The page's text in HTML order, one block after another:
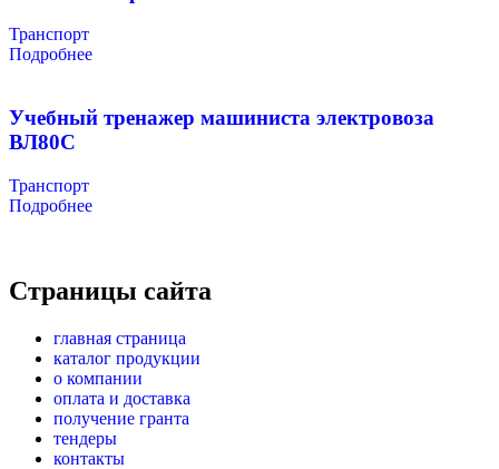
Транспорт
Подробнее
Учебный тренажер машиниста электровоза
ВЛ80С
Транспорт
Подробнее
Страницы сайта
главная страница
каталог продукции
о компании
оплата и доставка
получение гранта
тендеры
контакты